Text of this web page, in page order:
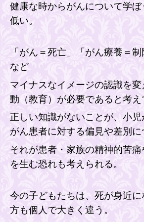
健康な時からがんについて学
低い。
「 がん＝死亡」「がん療養＝制
など
マイナスなイメージの認識を
動（教育）が必要であると考え
正しい知識がないことが、小児
がん患者に対する偏見や差別に
それが患者・家族の精神的苦
を生む恐れも考えられる。
今の子どもたちは、死が身近に
方も個人で大きく違う 。